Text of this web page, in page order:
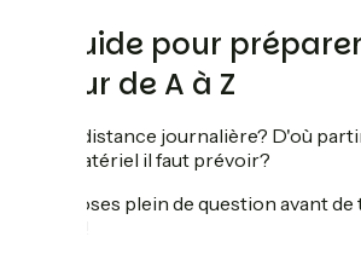
Le guide pour
séjour de A à Z
Quelle distance journalière? D'où
Quel matériel il faut prévoir?
Tu te poses plein de question avant